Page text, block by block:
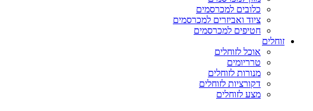
כלובים למכרסמים
ציוד ואביזרים למכרסמים
חטיפים למכרסמים
זוחלים
אוכל לזוחלים
טרריומים
מנורות לזוחלים
דקורציות לזוחלים
מצע לזוחלים